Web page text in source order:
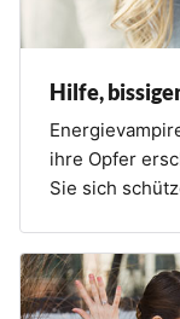
Hilfe,
ihre Opfer
Sie sich